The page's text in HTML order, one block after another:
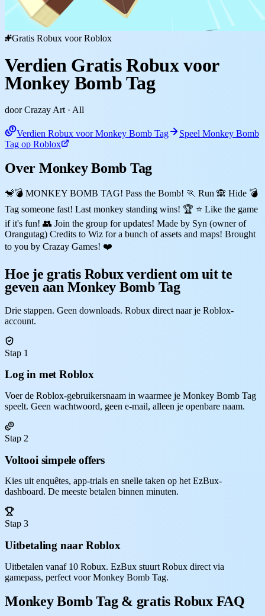
Gratis Robux voor Roblox
Verdien Gratis Robux voor
Monkey Bomb Tag
door Crazay Art · All
Verdien Robux voor Monkey Bomb Tag
Speel Monkey Bomb
Tag op Roblox
Over Monkey Bomb Tag
🐒💣 MONKEY BOMB TAG! Pass the Bomb! 🏃 Run 🙈 Hide 💣
Tag someone fast! Last monkey standing wins! 🏆 ⭐ Like the game
if it's fun! 👥 Join the group for updates! Made by Syn (owner of
Orangutag) Credits to Wiz for a bunch of assets and maps! Brought
to you by Crazay Games! ❤️
Hoe je gratis Robux verdient om uit te
geven aan Monkey Bomb Tag
Drie stappen. Geen downloads. Robux direct naar je Roblox-
account.
Stap 1
Log in met Roblox
Voer de Roblox-gebruikersnaam in waarmee je Monkey Bomb Tag
speelt. Geen wachtwoord, geen e-mail, alleen je openbare naam.
Stap 2
Voltooi simpele offers
Kies uit enquêtes, app-trials en snelle taken op het EzBux-
dashboard. De meeste betalen binnen minuten.
Stap 3
Uitbetaling naar Roblox
Uitbetalen vanaf 10 Robux. EzBux stuurt Robux direct via
gamepass, perfect voor Monkey Bomb Tag.
Monkey Bomb Tag & gratis Robux FAQ